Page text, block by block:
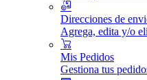
Direcciones de
Agrega, edita y/o
Mis Pedidos
Gestiona tus